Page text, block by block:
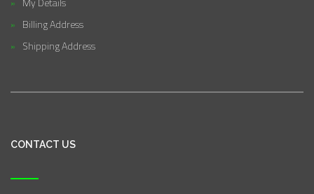
Billing Address
Shipping Address
CONTACT US